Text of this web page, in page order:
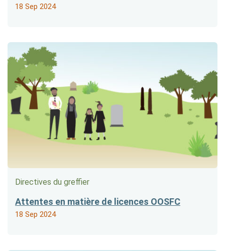
18 Sep 2024
Directives du greffier
Attentes en matière de licences OOSFC
18 Sep 2024